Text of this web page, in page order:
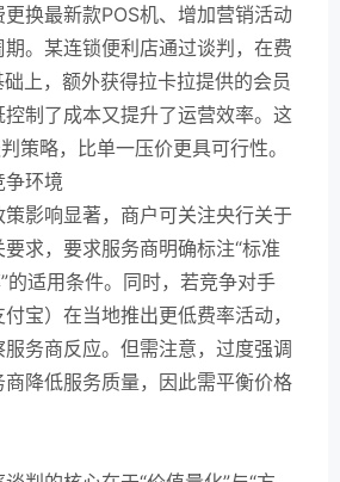
换最新款POS机、增加营销活动
。某连锁便利店通过谈判，在费
上，额外获得拉卡拉提供的会员
制了成本又提升了运营效率。这
策略，比单一压价更具可行性。
争环境
影响显著，商户可关注央行关于
求，要求服务商明确标注“标准
的适用条件。同时，若竞争对手
付宝）在当地推出更低费率活动，
务商反应。但需注意，过度强调
降低服务质量，因此需平衡价格